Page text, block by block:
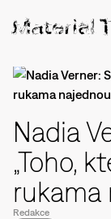
Nadia
„Toho,
rukama
Redakce